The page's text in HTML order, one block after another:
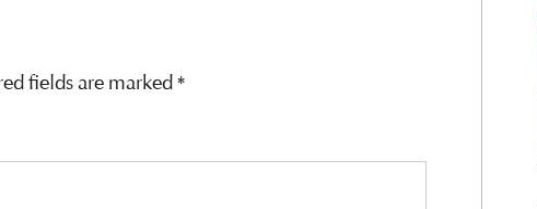
fields are marked*